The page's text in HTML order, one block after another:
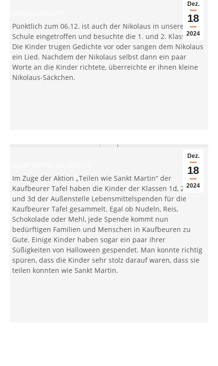
Dez.
18
2024
Pünktlich zum 06.12. ist auch der Nikolaus in unserer
Schule eingetroffen und besuchte die 1. und 2. Klassen.
Die Kinder trugen Gedichte vor oder sangen dem Nikolaus
ein Lied. Nachdem der Nikolaus selbst dann ein paar
Worte an die Kinder richtete, überreichte er ihnen kleine
Nikolaus-Säckchen.
Dez.
18
2024
Im Zuge der Aktion „Teilen wie Sankt Martin“ der
Kaufbeurer Tafel haben die Kinder der Klassen 1d, 2d
und 3d der Außenstelle Lebensmittelspenden für die
Kaufbeurer Tafel gesammelt. Egal ob Nudeln, Reis,
Schokolade oder Mehl, jede Spende kommt nun
bedürftigen Familien und Menschen in Kaufbeuren zu
Gute. Einige Kinder haben sogar ein paar ihrer
Süßigkeiten von Halloween gespendet. Man konnte richtig
spüren, dass die Kinder sehr stolz darauf waren, dass sie
teilen konnten wie Sankt Martin.